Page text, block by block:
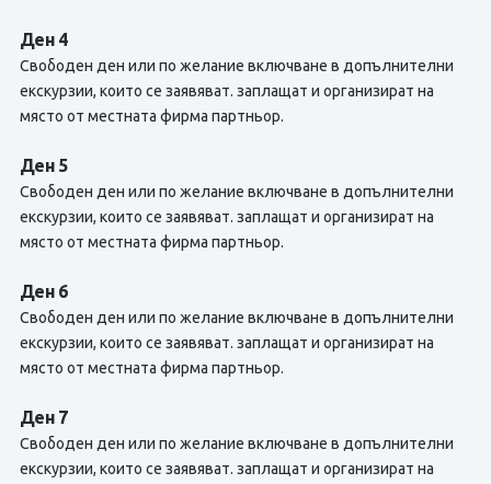
Ден 4
Свободен ден или по желание включване в допълнителни
екскурзии, които се заявяват. заплащат и организират на
място от местната фирма партньор.
Ден 5
Свободен ден или по желание включване в допълнителни
екскурзии, които се заявяват. заплащат и организират на
място от местната фирма партньор.
Ден 6
Свободен ден или по желание включване в допълнителни
екскурзии, които се заявяват. заплащат и организират на
място от местната фирма партньор.
Ден 7
Свободен ден или по желание включване в допълнителни
екскурзии, които се заявяват. заплащат и организират на